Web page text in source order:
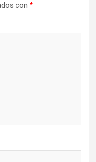
con *